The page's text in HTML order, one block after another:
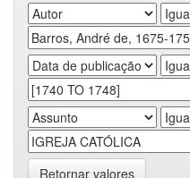
Retornar valores